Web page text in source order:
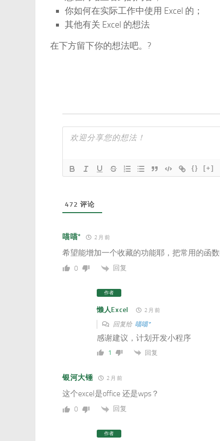
你如何在实际工作中使用 Excel 的；
其他有关 Excel 的想法
在下方留下你的想法吧。?
{} [+]
472 评论
喵喵* 2 月 前
希望能增加一个收藏的功能耶，把常用的函
0 回复
作者
懒人Excel 2 月 前
回复给 喵喵*
感谢建议，计划开发小程序
1 回复
银河大锤 2 月 前
这个excel是office 还是wps？
0 回复
作者